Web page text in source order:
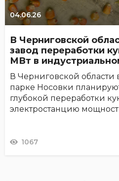
04.06.26
В Черниговской
завод переработки
МВт в
В Черниговской области
парке Носовки
глубокой переработки
электростанцию
1067